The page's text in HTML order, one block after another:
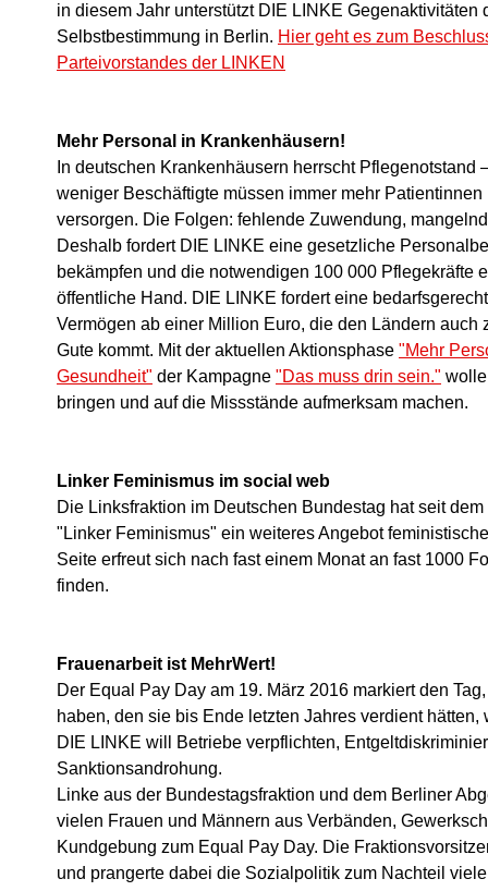
in diesem Jahr unterstützt DIE LINKE Gegenaktivitäten
Selbstbestimmung in Berlin. Hier geht es zum
Parteivorstandes der LINKEN
Mehr Personal in Krankenhäusern!
In deutschen Krankenhäusern herrscht Pflegenotstand
weniger Beschäftigte müssen immer mehr
versorgen. Die Folgen: fehlende Zuwendung,
Deshalb fordert DIE LINKE eine gesetzliche
bekämpfen und die notwendigen 100 000 Pflegekräfte
öffentliche Hand. DIE LINKE fordert eine
Vermögen ab einer Million Euro, die den Ländern
Gute kommt. Mit der aktuellen Aktionsphase "Mehr
Gesundheit" der Kampagne "Das muss drin sein."
bringen und auf die Missstände aufmerksam machen.
Linker Feminismus im social web
Die Linksfraktion im Deutschen Bundestag hat seit
"Linker Feminismus" ein weiteres Angebot
Seite erfreut sich nach fast einem Monat an fast 1000
finden.
Frauenarbeit ist MehrWert!
Der Equal Pay Day am 19. März 2016 markiert den
haben, den sie bis Ende letzten Jahres verdient
DIE LINKE will Betriebe verpflichten,
Sanktionsandrohung.
Linke aus der Bundestagsfraktion und dem Berliner
vielen Frauen und Männern aus Verbänden,
Kundgebung zum Equal Pay Day. Die
und prangerte dabei die Sozialpolitik zum Nachteil